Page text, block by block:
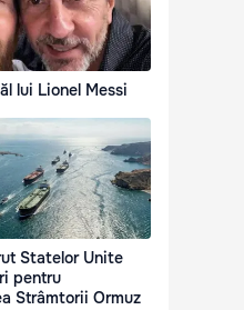
lui Lionel Messi
Statelor Unite
pentru
Strâmtorii Ormuz